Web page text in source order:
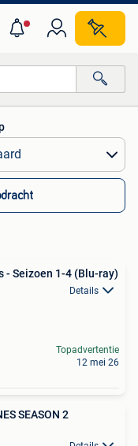
- Seizoen 1-4 (Blu-ray)
Details
Topadvertentie
12 mei 26
SEASON 2